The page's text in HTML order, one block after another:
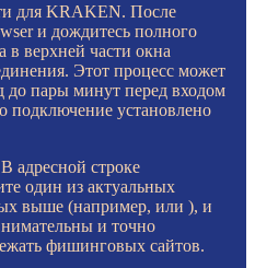
для KRAKEN. После
и дождитесь полного
в верхней части окна
Этот процесс может
до пары минут перед входом
подключение установлено
адресной строке
один из актуальных
выше (например, или ), и
и точно
фишинговых сайтов.